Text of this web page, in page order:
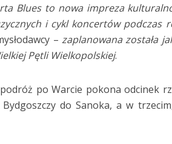
Blues to nowa impreza
i cykl koncertów
–zaplanowana została
Pętli Wielkopolskiej.
po Warcie pokona odcinek
do Sanoka, a w